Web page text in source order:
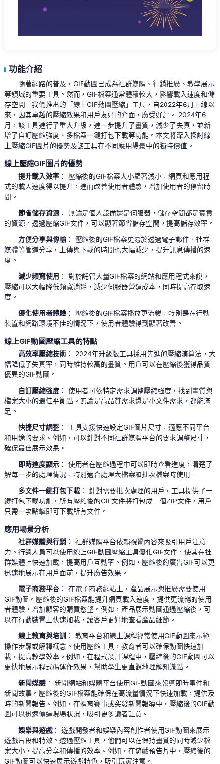
功能介紹
隨著網路的普及，GIF動圖已成為社群媒體、行銷推廣、教學展示
等領域的重要工具。然而，GIF檔案通常體積較大，影響載入速度和儲
存空間。我們推出的「線上GIF動圖壓縮」工具，自2022年6月上線以
來，因其卓越的壓縮效果和用戶友好的介面，廣受好評。 2024年6
月，該工具進行了重大升級，進一步提升了畫質，減少了失真，並新
增了自訂壓縮強度、多檔案一鍵打包下載等功能。本文將深入探討線
上壓縮GIF圖片的優勢及該工具在不同應用場景中的獨特價值。
線上壓縮GIF圖片的優勢
提升載入效率： 壓縮後的GIF檔案大小顯著減小，網頁和應用程
式的載入速度得以提升，進而改善使用者體驗，增加使用者的停留時
間。
節省儲存資源： 無論是個人設備還是伺服器，儲存空間都是寶貴
的資源。透過壓縮GIF文件，可以顯著節省儲存空間，提高儲存效率。
方便分享與傳輸： 壓縮後的GIF檔案更易於透過電子郵件、社群
媒體等管道分享，上傳與下載的時間也大幅減少，提升訊息傳播的速
度。
減少頻寬使用 ： 對於託管大量GIF檔案的網站和應用程式來說，
壓縮可以大幅降低頻寬消耗，減少伺服器營運成本，同時提高存取速
度。
優化使用者體驗： 壓縮後的GIF檔案播放更流暢，特別是在行動
裝置和網路環境不佳的情況下，使用者體驗得到顯著改善。
線上GIF動圖壓縮工具的特點
高效率壓縮技術： 2024年升級版工具採用先進的壓縮演算法，大
幅降低了失真率，同時維持較高的畫質。用戶可以在壓縮後獲得品質
優異的GIF動圖。
自訂壓縮強度： 使用者可依特定需求調整壓縮強度，找到畫質與
檔案大小的最佳平衡點。無論是高品質需求還是小文件需求，都能滿
足。
快捷尺寸調整： 工具支援快速設定GIF圖片尺寸，適應不同平台
和用途的要求。例如，可以針對不同社群媒體平台的要求調整尺寸，
確保最佳展示效果。
即時進度顯示： 使用者在壓縮過程中可以即時查看進度，清楚了
解每一步的處理情況，特別適合處理大檔案和批次檔案時使用。
多文件一鍵打包下載： 針對需要批次處理的用戶，工具提供了一
鍵打包下載功能，所有壓縮後的GIF文件將打包成一個ZIP文件，用戶
只需一次點擊即可下載所有文件。
應用場景分析
社群媒體與行銷： 社群媒體平台依賴視覺內容來吸引用戶注意
力。行銷人員可以使用線上GIF動圖壓縮工具優化GIF文件，使其在社
群媒體上快速加載，提高用戶互動率。例如，壓縮後的廣告GIF可以更
迅速地展示在用戶面前，提升廣告效果。
電子商務平台： 在電子商務網站上，產品展示與推廣需要使用
GIF動圖。壓縮後的GIF檔案能提升網頁載入速度，提供更流暢的使用
者體驗，增加顧客的購買慾望。例如，產品展示動圖通過壓縮後，可
以在行動裝置上快速加載，讓客戶更好地查看產品細節。
線上教育與培訓
： 教育平台和線上課程經常使用GIF動圖來示範
操作步驟或解釋概念。使用壓縮工具，教育者可以確保動圖快速加
載，提高教學效率。例如，在程式設計課程中，壓縮後的GIF動圖可以
更快地展示程式碼運作效果，幫助學生更直觀地理解知識點。
新聞媒體： 新聞網站和媒體平台使用GIF動圖來報導即時事件和
新聞故事。壓縮後的GIF檔案能確保在高流量情況下快速加載，提供及
時的新聞報告。例如，在體育賽事或突發新聞報導中，壓縮後的GIF動
圖可以迅速傳達現場狀況，吸引更多讀者註意。
娛樂與遊戲： 遊戲開發者和娛樂內容創作者使用GIF動圖來展示
遊戲片段和特效。透過壓縮工具，他們可以在保持畫質的同時減少檔
案大小，提高分享和傳播的效率。例如，在遊戲預告片中，壓縮後的
GIF動圖可以快速展示遊戲特色，吸引玩家注意。